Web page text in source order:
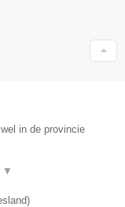
in de provincie
▼
)